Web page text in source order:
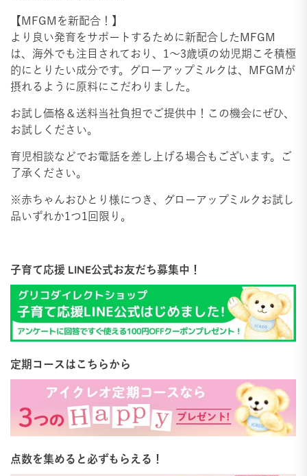
【MFGMを新配合！】
より良い発育をサポートするために新配合したMFGM
は、海外でも注目されており、1～3歳頃の幼児期こそ積極
的にとりたい成分です。グローアップミルクは、MFGMが
摂れるように原料にこだわりました。
お試し価格＆送料当社負担でご提供中！この機会にぜひ、
お試しください。
育児相談などでお電話を差し上げる場合もございます。ご
了承ください。
※赤ちゃんおひとり様につき、グローアップミルクお試し
品いずれか1つ1回限り。
子育て応援 LINE公式お友だち募集中！
定期コースはこちらから
点数を集めると必ずもらえる！